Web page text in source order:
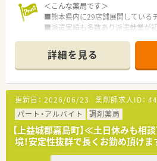
が中心となります。
■地域に密着した薬局運営のため、
向き合うことができます。
■現場の無理のない範囲で在宅医
り、多様な経験を積めます。
＜こんな薬局です＞
■熊本県内に29店舗展開している
■派遣実績も多数あり派遣就業が
≪派遣とは？≫
弊社の社員として期間を区切って
す。
長期でも短期でも、ご希望に合わ
です。
◆こんな方に人気・オススメ
・転職活動中にブランクを空けたく
・様々な薬局で経験を積みたい方
詳細を見る
更新日： 2026/06/23 薬剤師求人ID：
パート・アルバイト
調剤薬局
【上益城郡嘉島町】≪土日休みも相
境！安定性抜群で長くお勤め頂けま